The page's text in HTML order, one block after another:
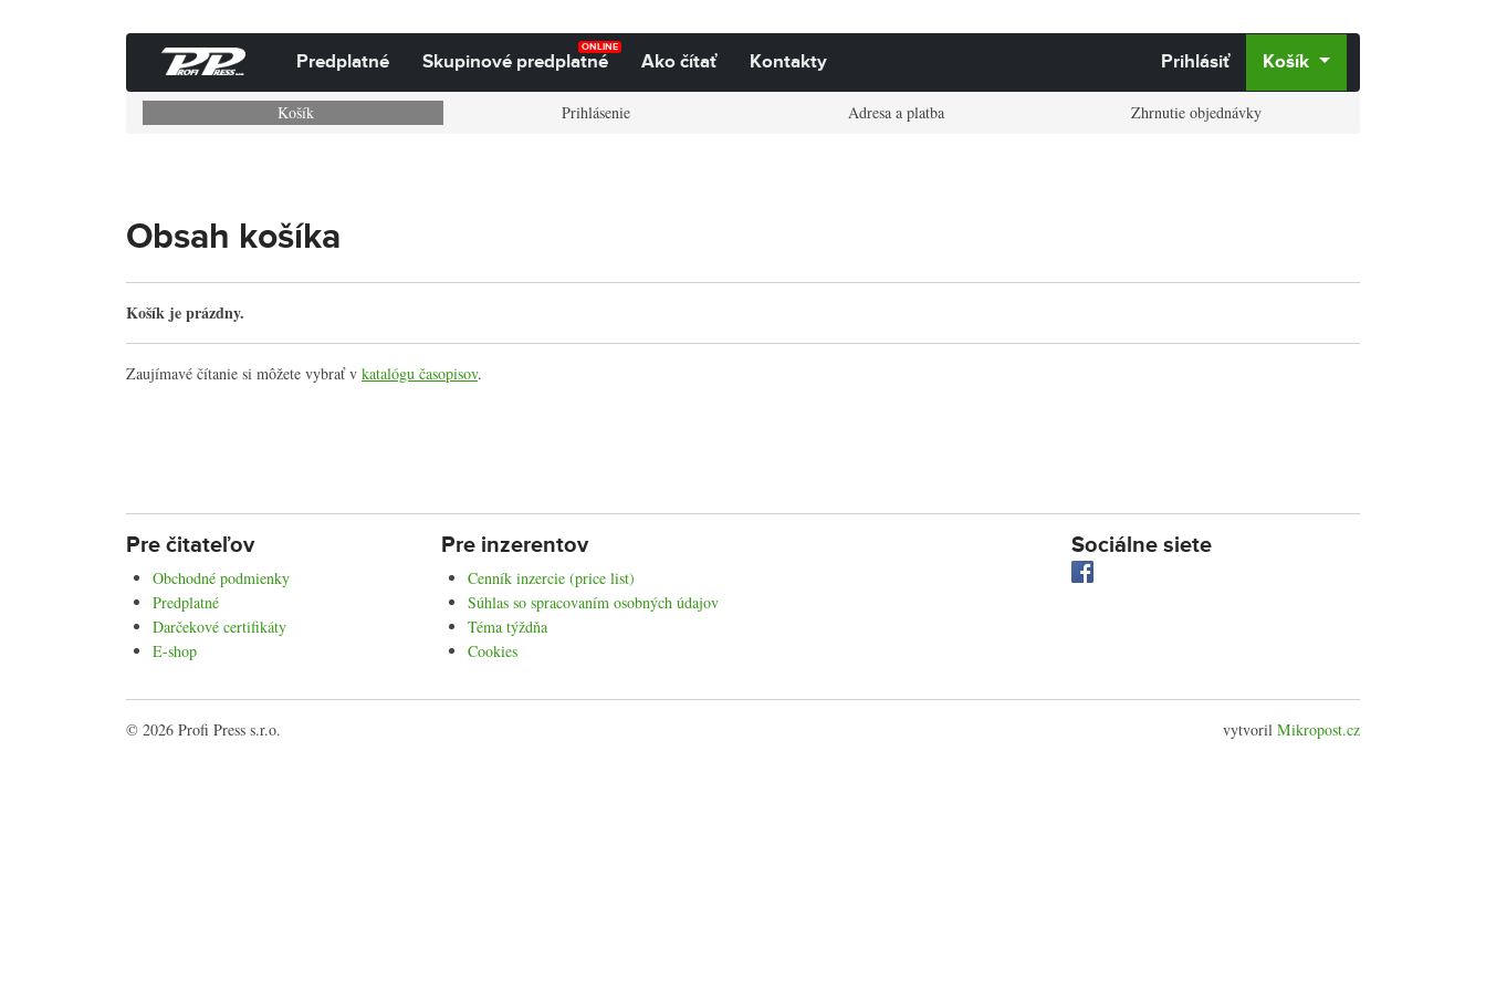
Predplatné
ONLINE
Skupinové predplatné Ako čítať Kontakty Prihlásiť Košík
Košík Prihlásenie Adresa a platba Zhrnutie objednávky
Obsah košíka
Košík je prázdny.
Zaujímavé čítanie si môžete vybrať v katalógu časopisov.
Pre čitateľov
Obchodné podmienky
Predplatné
Darčekové certifikáty
E-shop
Pre inzerentov
Cenník inzercie (price list)
Súhlas so spracovaním osobných údajov
Téma týždňa
Cookies
Sociálne siete
© 2026 Profi Press s.r.o. vytvoril Mikropost.cz